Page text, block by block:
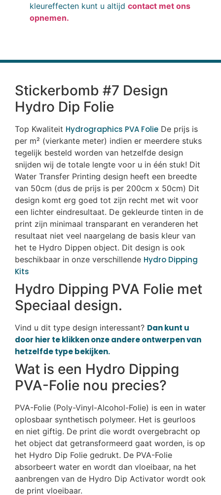
kleureffecten kunt u altijd contact met ons
opnemen.
Stickerbomb #7 Design
Hydro Dip Folie
Top Kwaliteit Hydrographics PVA Folie De prijs is
per m² (vierkante meter) indien er meerdere stuks
tegelijk besteld worden van hetzelfde design
snijden wij de totale lengte voor u in één stuk! Dit
Water Transfer Printing design heeft een breedte
van 50cm (dus de prijs is per 200cm x 50cm) Dit
design komt erg goed tot zijn recht met wit voor
een lichter eindresultaat. De gekleurde tinten in de
print zijn minimaal transparant en veranderen het
resultaat niet veel naargelang de basis kleur van
het te Hydro Dippen object. Dit design is ook
beschikbaar in onze verschillende Hydro Dipping
Kits
Hydro Dipping PVA Folie met
Speciaal design.
Vind u dit type design interessant? Dan kunt u
door hier te klikken onze andere ontwerpen van
hetzelfde type bekijken.
Wat is een Hydro Dipping
PVA-Folie nou precies?
PVA-Folie (Poly-Vinyl-Alcohol-Folie) is een in water
oplosbaar synthetisch polymeer. Het is geurloos
en niet giftig. De print die wordt overgebracht op
het object dat getransformeerd gaat worden, is op
het Hydro Dip Folie gedrukt. De PVA-Folie
absorbeert water en wordt dan vloeibaar, na het
aanbrengen van de Hydro Dip Activator wordt ook
de print vloeibaar.